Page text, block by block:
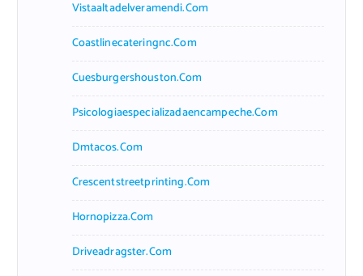
Vistaaltadelveramendi.com
Coastlinecateringnc.com
Cuesburgershouston.com
Psicologiaespecializadaencampeche.com
Dmtacos.com
Crescentstreetprinting.com
Hornopizza.com
Driveadragster.com